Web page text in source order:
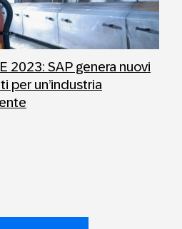
2023: SAP genera nuovi
per un’industria